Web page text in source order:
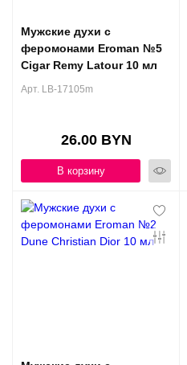
Мужские духи с
феромонами Eroman №5
Cigar Remy Latour 10 мл
Арт. LB-17105m
26.00 BYN
В корзину